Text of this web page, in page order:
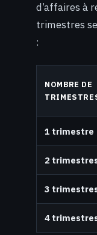
d’affaires à
trimestres
:
NOMBRE DE
1 trimestre
2
3
4